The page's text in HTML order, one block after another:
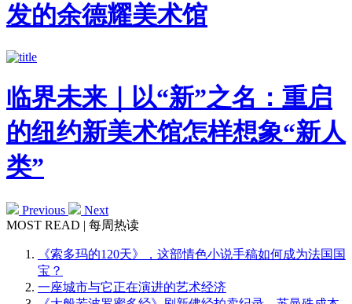
发的余德耀美术馆
临界未来｜以“新”之名：重启
的纽约新美术馆怎样想象“新人
类”
Previous
Next
MOST READ | 每周热读
《索多玛的120天》，这部情色小说手稿如何成为法国国
宝？
一座城市与它正在演进的艺术经济